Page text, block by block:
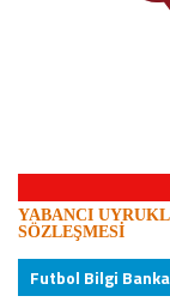
YABANCI
SÖZLEŞMESİ
Futbol Bilgi